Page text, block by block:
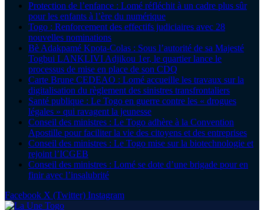
Protection de l’enfance : Lomé réfléchit à un cadre plus sûr
pour les enfants à l’ère du numérique
Togo : Renforcement des effectifs judiciaires avec 28
nouvelles nominations
Bè Adakpamé Kpota-Colas : Sous l’autorité de sa Majesté
Togbui LANKLIVI Adjikou 1er, le quartier lance le
processus de mise en place de son CDQ
Carte Brune CEDEAO : Lomé accueille les travaux sur la
digitalisation du règlement des sinistres transfrontaliers
Santé publique : Le Togo en guerre contre les « drogues
légales » qui ravagent la jeunesse
Conseil des ministres : Le Togo adhère à la Convention
Apostille pour faciliter la vie des citoyens et des entreprises
Conseil des ministres : Le Togo mise sur la biotechnologie et
rejoint l’ICGEB
Conseil des ministres : Lomé se dote d’une brigade pour en
finir avec l’insalubrité
Facebook X (Twitter) Instagram